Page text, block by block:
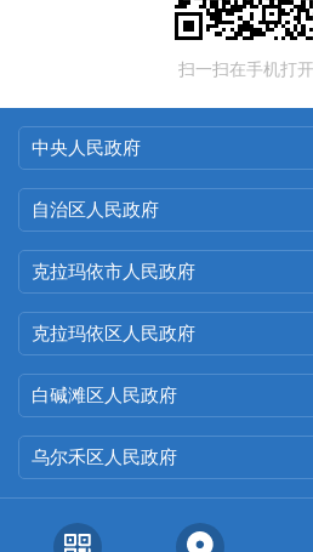
扫一扫在手机打
中央人民政府
自治区人民政府
克拉玛依市人民政府
克拉玛依区人民政府
白碱滩区人民政府
乌尔禾区人民政府